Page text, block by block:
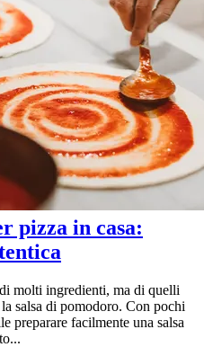
pizza in casa:
molti ingredienti, ma di quelli
salsa di pomodoro. Con pochi
preparare facilmente una salsa